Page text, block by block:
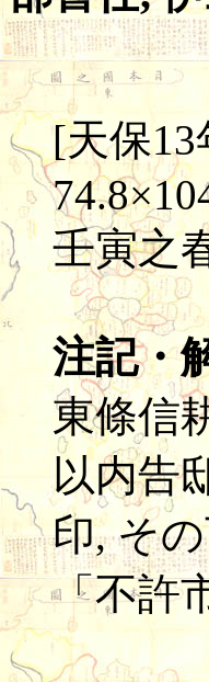
[天保
壬寅之
注記・
東條信
以内告
印, そ
「不許